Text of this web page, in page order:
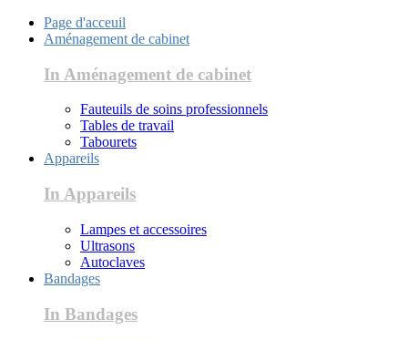
Page d'acceuil
Aménagement de cabinet
In Aménagement de cabinet
Fauteuils de soins professionnels
Tables de travail
Tabourets
Appareils
In Appareils
Lampes et accessoires
Ultrasons
Autoclaves
Bandages
In Bandages